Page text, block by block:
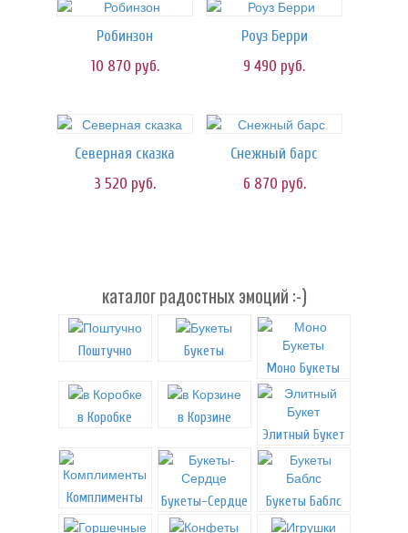
Робинзон
10 870 руб.
Роуз Берри
9 490 руб.
Северная сказка
3 520 руб.
Снежный барс
6 870 руб.
каталог радостных эмоций :-)
Поштучно
Букеты
Моно Букеты
в Коробке
в Корзине
Элитный Букет
Комплименты Букеты-Сердце Букеты Баблс